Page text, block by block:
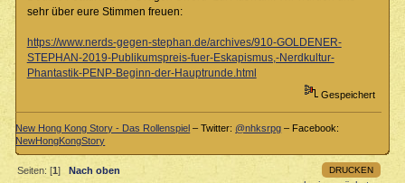
sehr über eure Stimmen freuen:
https://www.nerds-gegen-stephan.de/archives/910-GOLDENER-
STEPHAN-2019-Publikumspreis-fuer-Eskapismus,-Nerdkultur-
Phantastik-PENP-Beginn-der-Hauptrunde.html
Gespeichert
New Hong Kong Story - Das Rollenspiel – Twitter: @nhksrpg – Facebook:
NewHongKongStory
DRUCKEN
Seiten: [1]
Nach oben